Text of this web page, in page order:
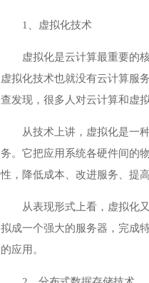
1、虚拟化技术
虚拟化是云计算最重要的
虚拟化技术也就没有云计算服
查发现，很多人对云计算和虚
从技术上讲，虚拟化是一
务。它把应用系统各硬件间的
性，降低成本、改进服务、提
从表现形式上看，虚拟化
拟成一个强大的服务器，完成
的应用。